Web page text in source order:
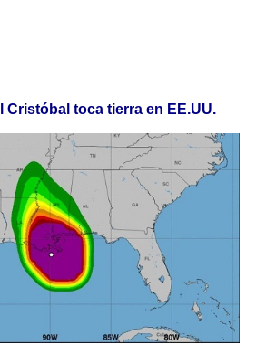
Cristóbal toca tierra en EE.UU.